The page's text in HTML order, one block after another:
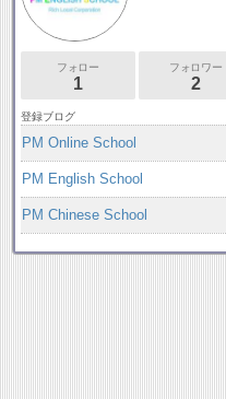
フォロー
1
フォロワー
2
登録ブログ
PM Online School
PM English School
PM Chinese School